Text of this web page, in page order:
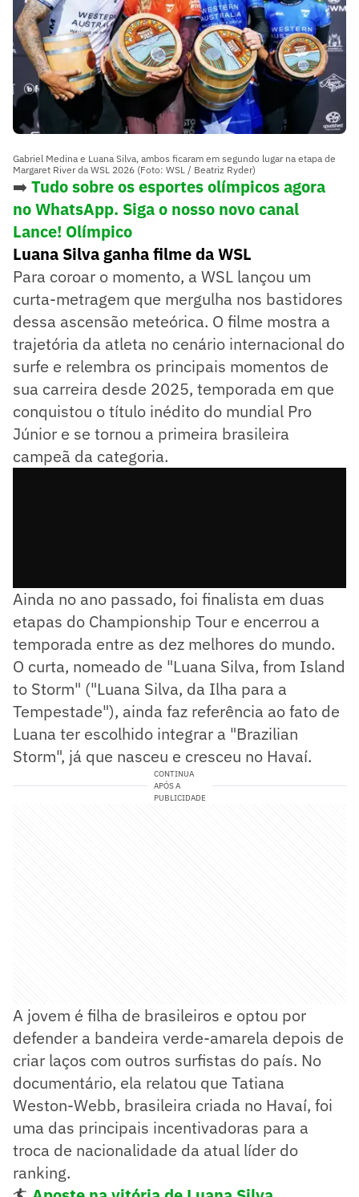
Gabriel Medina e Luana Silva, ambos ficaram em segundo lugar na etapa de
Margaret River da WSL 2026 (Foto: WSL / Beatriz Ryder)
➡️ Tudo sobre os esportes olímpicos agora
no WhatsApp. Siga o nosso novo canal
Lance! Olímpico
Luana Silva ganha filme da WSL
Para coroar o momento, a WSL lançou um
curta-metragem que mergulha nos bastidores
dessa ascensão meteórica. O filme mostra a
trajetória da atleta no cenário internacional do
surfe e relembra os principais momentos de
sua carreira desde 2025, temporada em que
conquistou o título inédito do mundial Pro
Júnior e se tornou a primeira brasileira
campeã da categoria.
Ainda no ano passado, foi finalista em duas
etapas do Championship Tour e encerrou a
temporada entre as dez melhores do mundo.
O curta, nomeado de "Luana Silva, from Island
to Storm" ("Luana Silva, da Ilha para a
Tempestade"), ainda faz referência ao fato de
Luana ter escolhido integrar a "Brazilian
Storm", já que nasceu e cresceu no Havaí.
CONTINUA
APÓS A
PUBLICIDADE
A jovem é filha de brasileiros e optou por
defender a bandeira verde-amarela depois de
criar laços com outros surfistas do país. No
documentário, ela relatou que Tatiana
Weston-Webb, brasileira criada no Havaí, foi
uma das principais incentivadoras para a
troca de nacionalidade da atual líder do
ranking.